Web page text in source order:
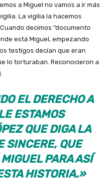
a Miguel no vamos a ir más
La vigilia la hacemos
decimos “documento
está Miguel, empezando
testigos decían que eran
lo torturaban. Reconocieron a
EL DERECHO A
ESTAMOS
QUE DIGA LA
SINCERE, QUE
PARA ASÍ
HISTORIA.»